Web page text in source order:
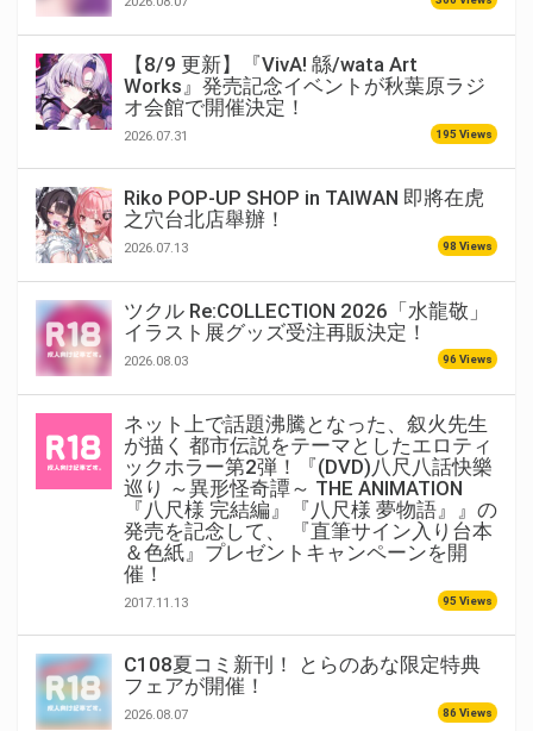
【8/9 更新】『VivA! 緜/wata Art
Works』発売記念イベントが秋葉原ラジ
オ会館で開催決定！
2026.07.31 195 Views
Riko POP-UP SHOP in TAIWAN 即將在虎
之穴台北店舉辦！
2026.07.13 98 Views
ツクル Re:COLLECTION 2026「水龍敬」
イラスト展グッズ受注再販決定！
2026.08.03 96 Views
ネット上で話題沸騰となった、叙火先生
が描く 都市伝説をテーマとしたエロティ
ックホラー第2弾！『(DVD)八尺八話快樂
巡り ～異形怪奇譚～ THE ANIMATION
『八尺様 完結編』『八尺様 夢物語』』の
発売を記念して、 『直筆サイン入り台本
＆色紙』プレゼントキャンペーンを開
催！
2017.11.13 95 Views
C108夏コミ新刊！ とらのあな限定特典
フェアが開催！
2026.08.07 86 Views